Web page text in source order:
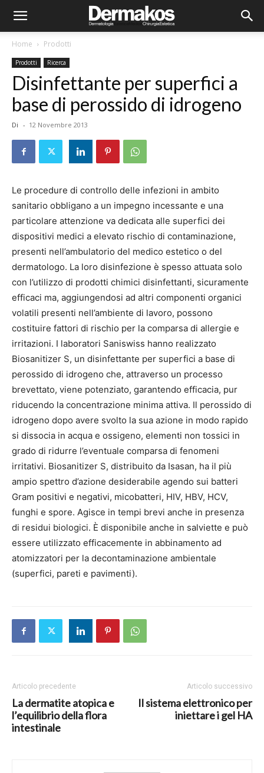
Home Prodotti
Prodotti Ricerca
Disinfettante per superfici a
base di perossido di idrogeno
Di - 12 Novembre 2013
Le procedure di controllo delle infezioni in ambito
sanitario obbligano a un impegno incessante e una
particolare attenzione va dedicata alle superfici dei
dispositivi medici a elevato rischio di contaminazione,
presenti nell’ambulatorio del medico estetico o del
dermatologo. La loro disinfezione è spesso attuata solo
con l’utilizzo di prodotti chimici disinfettanti, sicuramente
efficaci ma, aggiungendosi ad altri componenti organici
volatili presenti nell’ambiente di lavoro, possono
costituire fattori di rischio per la comparsa di allergie e
irritazioni. I laboratori Saniswiss hanno realizzato
Biosanitizer S, un disinfettante per superfici a base di
perossido di idrogeno che, attraverso un processo
brevettato, viene potenziato, garantendo efficacia, pur
riducendo la concentrazione minima attiva. Il perossido di
idrogeno dopo avere svolto la sua azione in modo rapido
si dissocia in acqua e ossigeno, elementi non tossici in
grado di ridurre l’eventuale comparsa di fenomeni
irritativi. Biosanitizer S, distribuito da Isasan, ha il più
ampio spettro d’azione desiderabile agendo sui batteri
Gram positivi e negativi, micobatteri, HIV, HBV, HCV,
funghi e spore. Agisce in tempi brevi anche in presenza
di residui biologici. È disponibile anche in salviette e può
essere utilizzato efficacemente in abbinamento ad
atomizzatori per la decontaminazione ambientale
(superfici, pareti e pavimenti).
Articolo precedente
La dermatite atopica e
l’equilibrio della flora
intestinale
Articolo successivo
Il sistema elettronico per
iniettare i gel HA